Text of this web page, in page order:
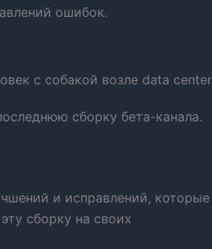
ошибок.
сборку бета-канала.
и исправлений, которые
сборку на своих